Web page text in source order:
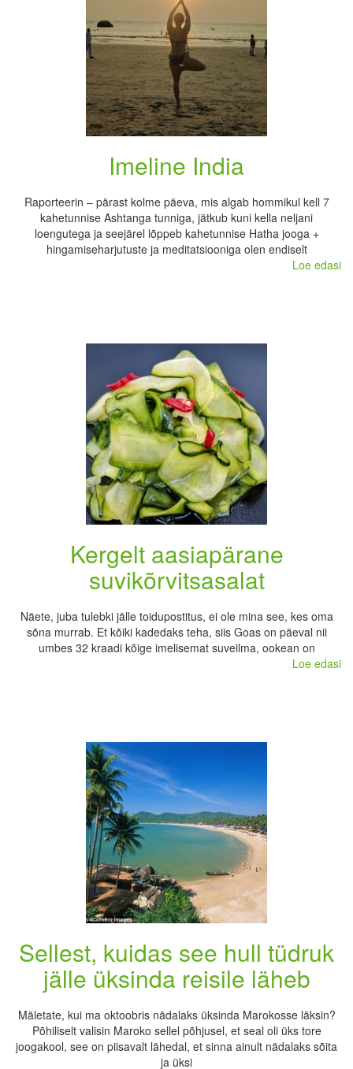
Imeline India
Raporteerin – pärast kolme päeva, mis algab hommikul kell 7
kahetunnise Ashtanga tunniga, jätkub kuni kella neljani
loengutega ja seejärel lõppeb kahetunnise Hatha jooga +
hingamiseharjutuste ja meditatsiooniga olen endiselt
Loe edasi
Kergelt aasiapärane
suvikõrvitsasalat
Näete, juba tulebki jälle toidupostitus, ei ole mina see, kes oma
sõna murrab. Et kõiki kadedaks teha, siis Goas on päeval nii
umbes 32 kraadi kõige imelisemat suveilma, ookean on
Loe edasi
Sellest, kuidas see hull tüdruk
jälle üksinda reisile läheb
Mäletate, kui ma oktoobris nädalaks üksinda Marokosse läksin?
Põhiliselt valisin Maroko sellel põhjusel, et seal oli üks tore
joogakool, see on piisavalt lähedal, et sinna ainult nädalaks sõita
ja üksi